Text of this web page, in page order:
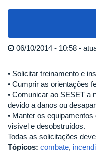
06/10/2014 - 10:58 -
• Solicitar treinamento e
• Cumprir as orientações
• Comunicar ao SESET a
devido a danos ou
• Manter os
visível e desobstruídos.
Todas as solicitações
Tópicos: combate,